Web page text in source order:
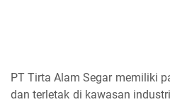
PT Tirta Alam Segar memiliki
dan terletak di kawasan